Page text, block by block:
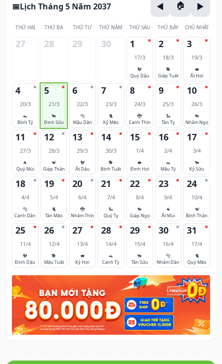
Lịch Tháng 5 Năm 2037
THỨ HAI THỨ BA THỨ TƯ THỨ NĂM THỨ SÁU THỨ BẢY CHỦ NHẬT
27 28 29 30 1
17/3
🐓
Quý Dậu
2
18/3
🐕
Giáp Tuất
3
19/3
🐖
Ất Hợi
4
20/3
🐀
Bính Tý
5
21/3
🐂
Đinh Sửu
6
22/3
🐅
Mậu Dần
7
23/3
🐈
Kỷ Mão
8
24/3
🐉
Canh Thìn
9
25/3
🐍
Tân Tỵ
10
26/3
🐎
Nhâm Ngọ
11
27/3
🐐
Quý Mùi
12
28/3
🐒
Giáp Thân
13
29/3
🐓
Ất Dậu
14
30/3
🐕
Bính Tuất
15
1/4
🐖
Đinh Hợi
16
2/4
🐀
Mậu Tý
17
3/4
🐂
Kỷ Sửu
18
4/4
🐅
Canh Dần
19
5/4
🐈
Tân Mão
20
6/4
🐉
Nhâm Thìn
21
7/4
🐍
Quý Tỵ
22
8/4
🐎
Giáp Ngọ
23
9/4
🐐
Ất Mùi
24
10/4
🐒
Bính Thân
25
11/4
🐓
Đinh Dậu
26
12/4
🐕
Mậu Tuất
27
13/4
🐖
Kỷ Hợi
28
14/4
🐀
Canh Tý
29
15/4
🐂
Tân Sửu
30
16/4
🐅
Nhâm Dần
31
17/4
🐈
Quý Mão